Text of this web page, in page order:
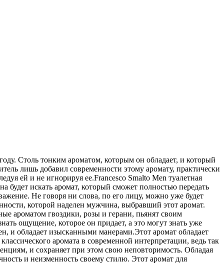
Столь тонким ароматом, которым он обладает, и который
лишь добавил современности этому аромату, практически
ей и не игнорируя ее.Francesco Smalto Men туалетная
искать аромат, который сможет полностью передать
Не говоря ни слова, по его лицу, можно уже будет
которой наделен мужчина, выбравший этот аромат.
ароматом гвоздики, розы и герани, пьянят своим
ощущение, которое он придает, а это могут знать уже
и обладает изысканными манерами.Этот аромат обладает
аромата в современной интерпретации, ведь так
и сохраняет при этом свою неповторимость. Обладая
и неизменность своему стилю. Этот аромат для